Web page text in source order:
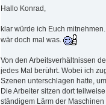
Hallo Konrad,
klar würde ich Euch
wär doch mal was.
Von den Arbeitsverhältnissen
jedes Mal berührt. Wobei ich
Szenen unterschlagen hatte,
Die Arbeiter sitzen dort
ständigem Lärm der